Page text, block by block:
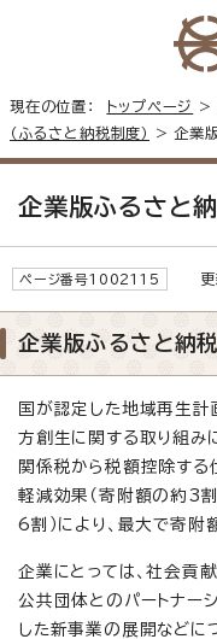
現在の位置： トップページ >
（ふるさと納税制度）
> 企業
企業版ふるさと
ページ番号1002115 更
企業版ふるさと納
国が認定した地域再生
方創生に関する取り組み
関係税から税額控除する
軽減効果（寄附額の約3割
6割）により、最大で寄附
企業にとっては、社会貢
公共団体とのパートナー
した新事業の展開などに